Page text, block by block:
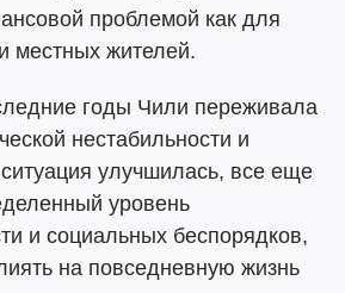
проблемой как для
местных жителей.
годы Чили переживала
нестабильности и
улучшилась, все еще
уровень
и социальных беспорядков,
на повседневную жизнь